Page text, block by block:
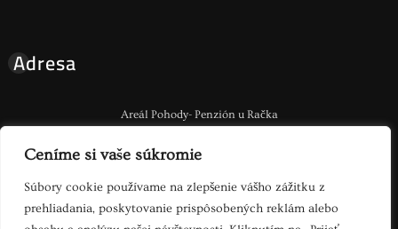
Ceníme si vaše súkromie
Súbory cookie používame na zlepšenie vášho zážitku z
prehliadania, poskytovanie prispôsobených reklám alebo
Adresa
Areál Pohody- Penzión u Račka
Napíšte Nám